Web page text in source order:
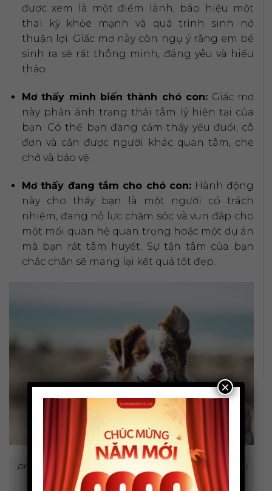
được xem là một điềm lành, báo hiệu một
thai kỳ khỏe mạnh và quá trình sinh nở
thuận lợi. Giấc mơ này còn ngụ ý rằng em bé
sinh ra sẽ rất thông minh, đáng yêu và hiếu
thảo.
Mơ thấy mình biến thành chó con: Giấc mơ
này phản ánh trạng thái tâm lý hiện tại của
bạn. Có thể bạn đang cảm thấy yếu đuối, cô
đơn và cần được người khác quan tâm, che
chở và bảo vệ.
Mơ thấy đang tắm cho chó con: Hành động
này cho thấy bạn là một người có trách
nhiệm, đang nỗ lực chăm sóc và vun đắp cho
một mối quan hệ quan trọng hoặc một dự án
mà bạn rất tâm huyết. Sự tận tâm của bạn
chắc chắn sẽ mang lại kết quả tốt đẹp.
Phụ nữ mang thai mơ thấy chó con là điềm báo thai
kỳ khỏe mạnh, mẹ tròn con vuông.
×